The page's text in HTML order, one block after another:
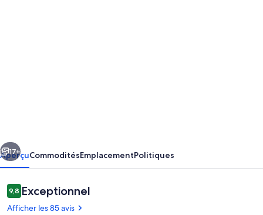
Village,
close
to
shops,
Suivant
17+
AperçuCommoditésEmplacementPolitiques
Avis
9,89,8 sur 10 –
Exceptionnel
Afficher les 85 avis